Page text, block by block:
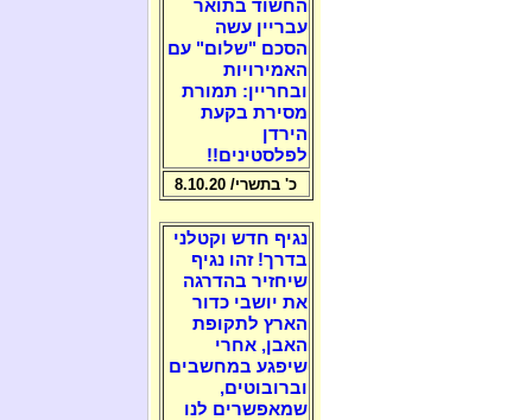
החשוד בתואר
עבריין עשה
הסכם "שלום" עם
האמירויות
ובחריין: תמורת
מסירת בקעת
הירדן
לפלסטינים!!
כ' בתשרי/ 8.10.20
נגיף חדש וקטלני
בדרך! זהו נגיף
שיחזיר בהדרגה
את יושבי כדור
הארץ לתקופת
האבן, אחרי
שיפגע במחשבים
וברובוטים,
שמאפשרים לנו